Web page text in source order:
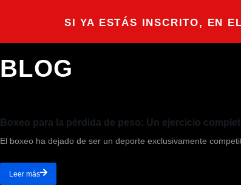
SI YA ESTÁS INSCRITO, EN
BLOG
Boxeo para la pérdida de peso: Un ejercicio
El boxeo ha dejado de ser un deporte exclusivamente
Leer más